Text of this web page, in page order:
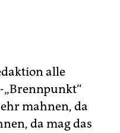
alle
„Brennpunkt“
mahnen, da
da mag das